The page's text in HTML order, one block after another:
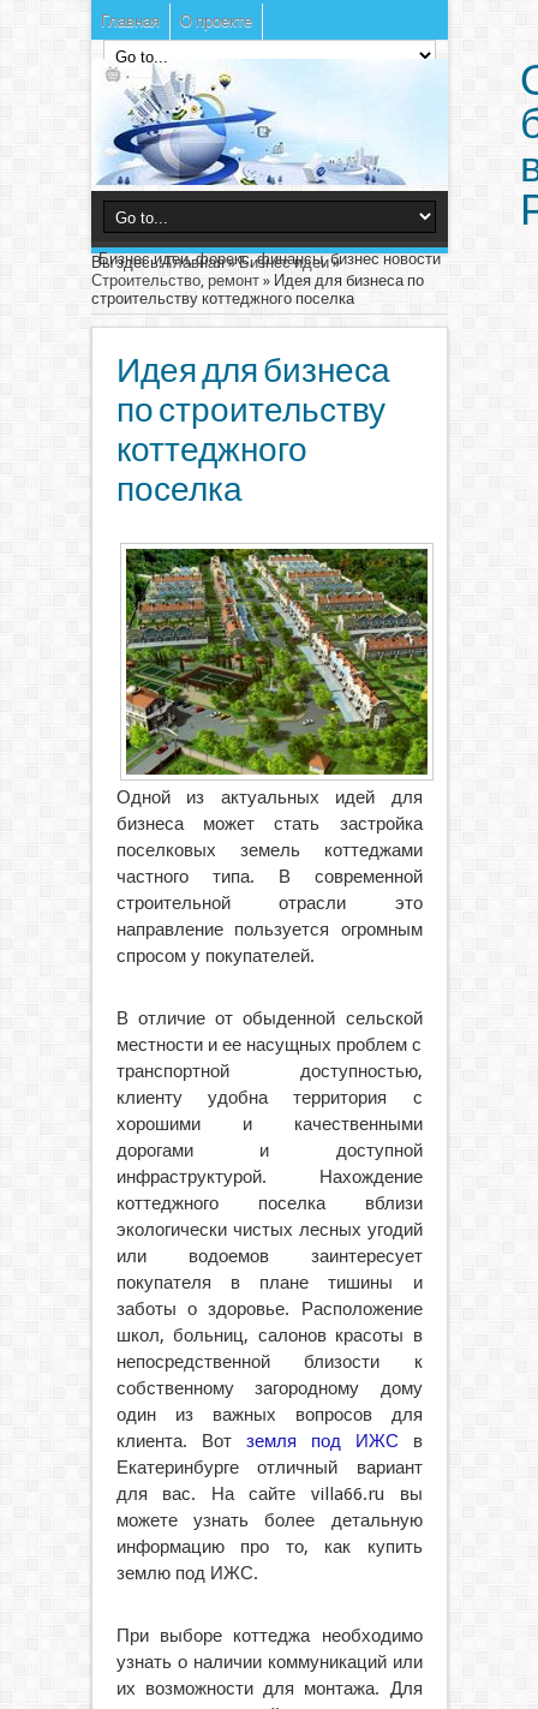
Главная О проекте
Бизнес идеи, форекс, финансы, бизнес новости
Вы здесь:Главная»Бизнес идеи»
Строительство, ремонт» Идея для бизнеса по
строительству коттеджного поселка
Идея для бизнеса
по строительству
коттеджного
поселка
Одной из актуальных идей для
бизнеса может стать застройка
поселковых земель коттеджами
частного типа. В современной
строительной отрасли это
направление пользуется огромным
спросом у покупателей.
В отличие от обыденной сельской
местности и ее насущных проблем с
транспортной доступностью,
клиенту удобна территория с
хорошими и качественными
дорогами и доступной
инфраструктурой. Нахождение
коттеджного поселка вблизи
экологически чистых лесных угодий
или водоемов заинтересует
покупателя в плане тишины и
заботы о здоровье. Расположение
школ, больниц, салонов красоты в
непосредственной близости к
собственному загородному дому
один из важных вопросов для
клиента. Вот земля под ИЖС в
Екатеринбурге отличный вариант
для вас. На сайте villa66.ru вы
можете узнать более детальную
информацию про то, как купить
землю под ИЖС.
При выборе коттеджа необходимо
узнать о наличии коммуникаций или
их возможности для монтажа. Для